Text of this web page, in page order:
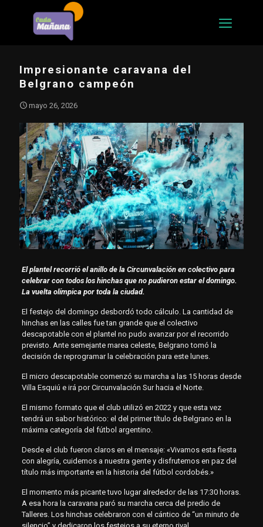
Impresionante caravana del
Belgrano campeón
mayo 26, 2026
El plantel recorrió el anillo de la Circunvalación en colectivo para
celebrar con todos los hinchas que no pudieron estar el domingo.
La vuelta olímpica por toda la ciudad.
El festejo del domingo desbordó todo cálculo. La cantidad de
hinchas en las calles fue tan grande que el colectivo
descapotable con el plantel no pudo avanzar por el recorrido
previsto. Ante semejante marea celeste, Belgrano tomó la
decisión de reprogramar la celebración para este lunes.
El micro descapotable comenzó su marcha a las 15 horas desde
Villa Esquiú e irá por Circunvalación Sur hacia el Norte.
El mismo formato que el club utilizó en 2022 y que esta vez
tendrá un sabor histórico: el del primer título de Belgrano en la
máxima categoría del fútbol argentino.
Desde el club fueron claros en el mensaje: «Vivamos esta fiesta
con alegría, cuidemos a nuestra gente y disfrutemos en paz del
título más importante en la historia del fútbol cordobés.»
El momento más picante tuvo lugar alrededor de las 17:30 horas.
A esa hora la caravana paró su marcha cerca del predio de
Talleres. Los hinchas celebraron con el cántico de “un minuto de